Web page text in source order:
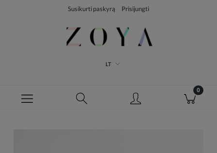
Susikurti paskyrą Prisijungti
LT